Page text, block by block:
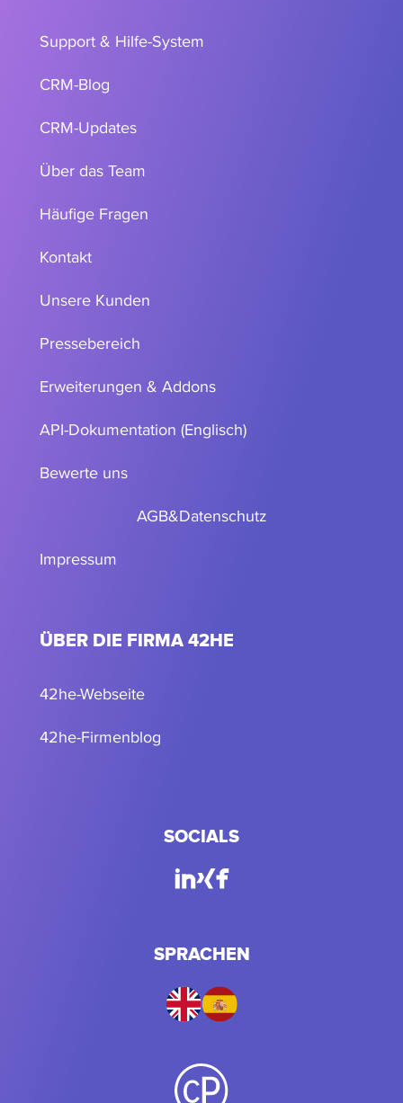
Support & Hilfe-System
CRM-Blog
CRM-Updates
Über das Team
Häufige Fragen
Kontakt
Unsere Kunden
Pressebereich
Erweiterungen & Addons
API-Dokumentation (Englisch)
Bewerte uns
AGB&Datenschutz
Impressum
ÜBER DIE FIRMA 42HE
42he-Webseite
42he-Firmenblog
SOCIALS
SPRACHEN